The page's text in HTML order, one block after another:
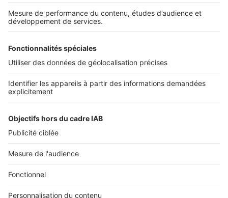
Services pro
Accès client
Informations légales
Politique Générale de Protection des Données
Charte éditeur
Paramétrer mes cookies